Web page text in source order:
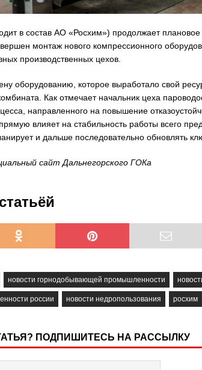
в состав АО «Росхим») продолжает
монтаж нового компрессионного
производственных цехов.
оборудованию, которое выработало свой
Как отмечает начальник цеха
направленного на повышение
влияет на стабильность работы всего
и дальше последовательно обновлять
сайт Дальнегорского ГОКа
новости горнодобывающей промышленности
россии новости недропользования росхим
ПОДПИШИТЕСЬ НА РАССЫЛКУ